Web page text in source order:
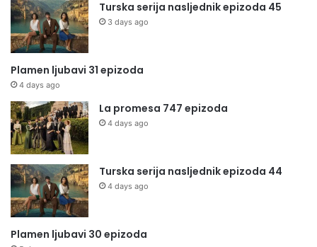
Turska serija nasljednik epizoda 45
3 days ago
Plamen ljubavi 31 epizoda
4 days ago
La promesa 747 epizoda
4 days ago
Turska serija nasljednik epizoda 44
4 days ago
Plamen ljubavi 30 epizoda